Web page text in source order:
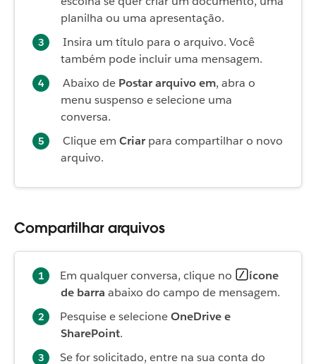
planilha ou uma apresentação.
Insira um título para o arquivo. Você
também pode incluir uma mensagem.
Abaixo de Postar arquivo em, abra o
menu suspenso e selecione uma
conversa.
Clique em Criarpara compartilhar o novo
arquivo.
Compartilhar arquivos
Em qualquer conversa, clique no
ícone
de barra abaixo do campo de mensagem.
Pesquise e selecioneOneDrive e
SharePoint.
Se for solicitado, entre na sua conta do